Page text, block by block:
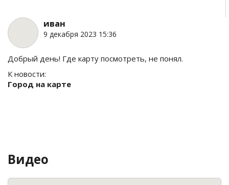
иван
9 декабря 2023 15:36
Добрый день! Где карту посмотреть, не понял.
К новости:
Город на карте
Видео